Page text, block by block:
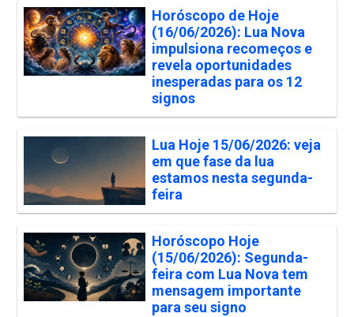
Horóscopo de Hoje
(16/06/2026): Lua Nova
impulsiona recomeços e
revela oportunidades
inesperadas para os 12
signos
Lua Hoje 15/06/2026: veja
em que fase da lua
estamos nesta segunda-
feira
Horóscopo Hoje
(15/06/2026): Segunda-
feira com Lua Nova tem
mensagem importante
para seu signo